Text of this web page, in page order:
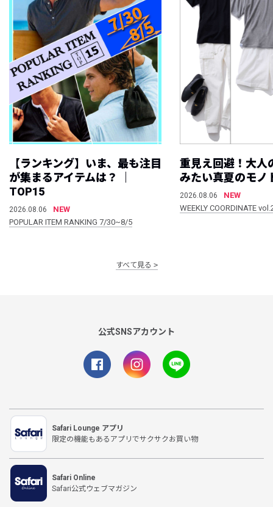
【ランキング】いま、最も注目
が集まるアイテムは？ ｜
TOP15
2026.08.06
NEW
POPULAR ITEM RANKING 7/30~8/5
重見え回避！大人
みたい真夏のモノ
2026.08.06
NEW
WEEKLY COORDINATE
すべて見る
公式SNSアカウント
Safari Lounge アプリ
限定の機能もあるアプリでサクサクお買い物
Safari Online
Safari公式ウェブマガジン